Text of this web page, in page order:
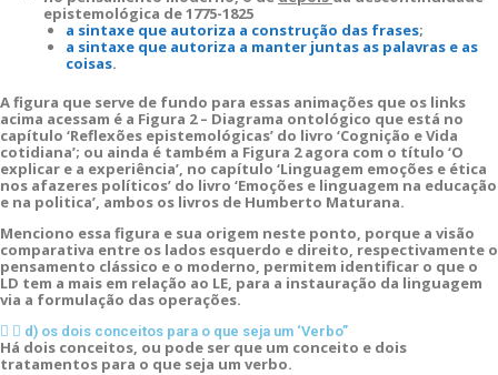
epistemológica de 1775-1825
a sintaxe que autoriza a construção das frases;
a sintaxe que autoriza a manter juntas as palavras e as
coisas.
A figura que serve de fundo para essas animações que os links
acima acessam é a Figura 2 – Diagrama ontológico que está no
capítulo ‘Reflexões epistemológicas’ do livro ‘Cognição e Vida
cotidiana’; ou ainda é também a Figura 2 agora com o título ‘O
explicar e a experiência’, no capítulo ‘Linguagem emoções e ética
nos afazeres políticos’ do livro ‘Emoções e linguagem na educação
e na politica’, ambos os livros de Humberto Maturana.
Menciono essa figura e sua origem neste ponto, porque a visão
comparativa entre os lados esquerdo e direito, respectivamente o
pensamento clássico e o moderno, permitem identificar o que o
LD tem a mais em relação ao LE, para a instauração da linguagem
via a formulação das operações.
d) os dois conceitos para o que seja um ‘Verbo”
Há dois conceitos, ou pode ser que um conceito e dois
tratamentos para o que seja um verbo.